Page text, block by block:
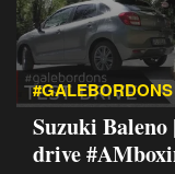
#GALEBORDONS
Suzuki Baleno
drive